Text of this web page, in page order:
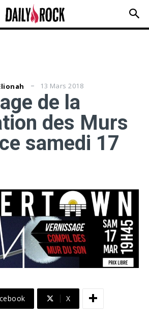
13 Mars 2018
de la
des Murs
samedi 17
X